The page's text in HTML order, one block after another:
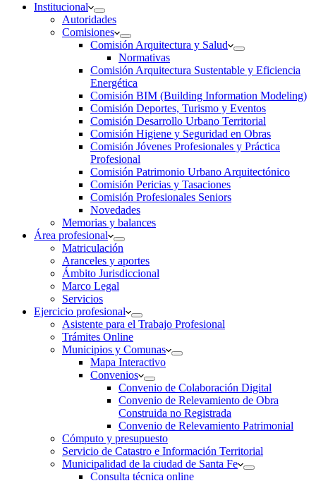
Institucional
Autoridades
Comisiones
Comisión Arquitectura y Salud
Normativas
Comisión Arquitectura Sustentable y Eficiencia
Energética
Comisión BIM (Building Information Modeling)
Comisión Deportes, Turismo y Eventos
Comisión Desarrollo Urbano Territorial
Comisión Higiene y Seguridad en Obras
Comisión Jóvenes Profesionales y Práctica
Profesional
Comisión Patrimonio Urbano Arquitectónico
Comisión Pericias y Tasaciones
Comisión Profesionales Seniors
Novedades
Memorias y balances
Área profesional
Matriculación
Aranceles y aportes
Ámbito Jurisdiccional
Marco Legal
Servicios
Ejercicio profesional
Asistente para el Trabajo Profesional
Trámites Online
Municipios y Comunas
Mapa Interactivo
Convenios
Convenio de Colaboración Digital
Convenio de Relevamiento de Obra
Construida no Registrada
Convenio de Relevamiento Patrimonial
Cómputo y presupuesto
Servicio de Catastro e Información Territorial
Municipalidad de la ciudad de Santa Fe
Consulta técnica online